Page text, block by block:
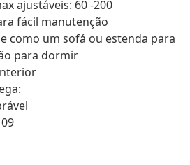
ajustáveis: 60 -200
fácil manutenção
como um sofá ou estenda para
para dormir